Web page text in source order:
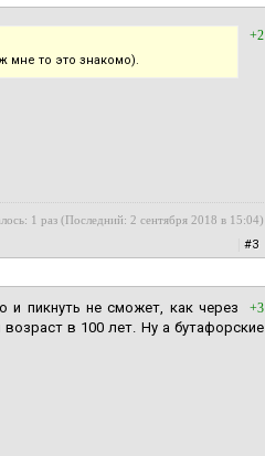
+2
мне то это знакомо).
1 раз (Последний: 2 сентября 2018 в 15:04)
#3
+3
и пикнуть не сможет, как через
в 100 лет. Ну а бутафорские